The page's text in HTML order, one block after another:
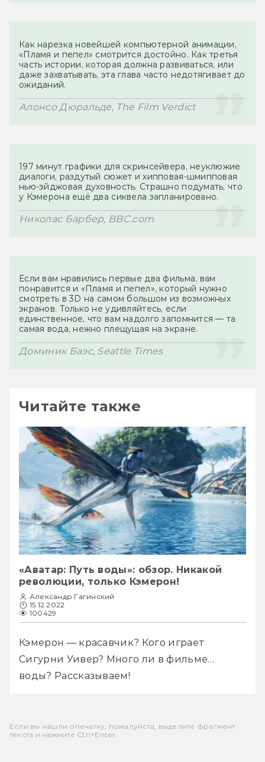
Как нарезка новейшей компьютерной анимации,
«Пламя и пепел» смотрится достойно. Как третья
часть истории, которая должна развиваться, или
даже захватывать, эта глава часто недотягивает до
Алонсо Дюральде, The Film Verdict
197 минут графики для скринсейвера, неуклюжие
диалоги, раздутый сюжет и хипповая-шмипповая
нью-эйджовая духовность. Страшно подумать, что
Если вам нравились первые два фильма, вам
понравится и «Пламя и пепел», который нужно
смотреть в 3D на самом большом из возможных
экранов. Только не удивляйтесь, если
единственное, что вам надолго запомнится — та
Доминик Баэс, Seattle Times
Читайте также
«Аватар: Путь воды»: обзор. Никакой
революции, только Кэмерон!
Александр Гагинский
15.12.2022
100429
Кэмерон — красавчик? Кого играет
Сигурни Уивер? Много ли в фильме…
воды? Рассказываем!
Если вы нашли опечатку, пожалуйста, выделите фрагмент
текста и нажмите Ctrl+Enter.